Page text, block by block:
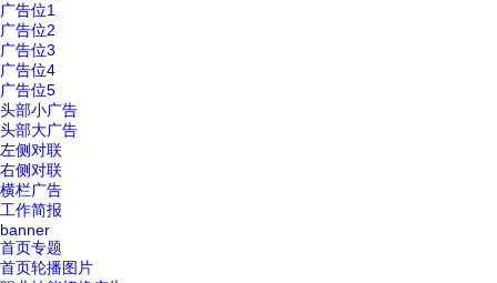
广告位1
广告位2
广告位3
广告位4
广告位5
头部小广告
头部大广告
左侧对联
右侧对联
横栏广告
工作简报
banner
首页专题
首页轮播图片